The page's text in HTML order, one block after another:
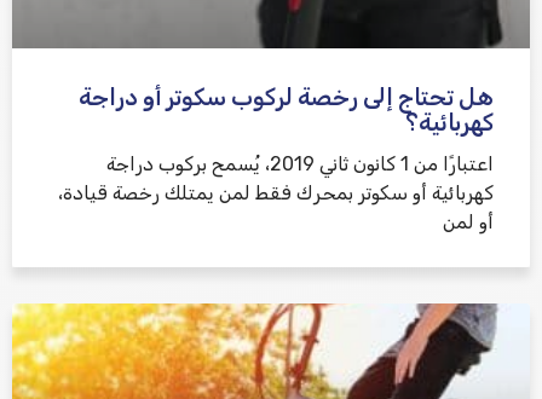
هل تحتاج إلى رخصة لركوب سكوتر أو دراجة
كهربائية؟
اعتبارًا من 1 كانون ثاني 2019، يُسمح بركوب دراجة
كهربائية أو سكوتر بمحرك فقط لمن يمتلك رخصة قيادة،
أو لمن